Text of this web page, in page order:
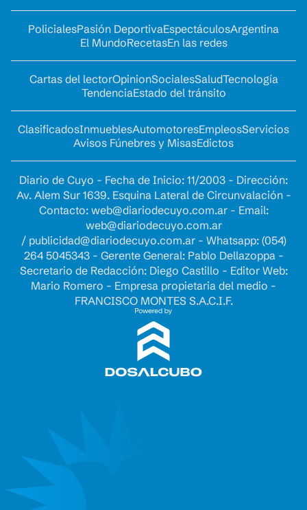
PolicialesPasión DeportivaEspectáculosArgentina
El MundoRecetasEn las redes
Cartas del lectorOpinionSocialesSaludTecnología
TendenciaEstado del tránsito
ClasificadosInmueblesAutomotoresEmpleosServicios
Avisos Fúnebres y MisasEdictos
Diario de Cuyo - Fecha de Inicio: 11/2003 - Dirección:
Av. Alem Sur 1639. Esquina Lateral de Circunvalación -
Contacto: web@diariodecuyo.com.ar- Email:
web@diariodecuyo.com.ar
/ publicidad@diariodecuyo.com.ar- Whatsapp: (054)
264 5045343 - Gerente General: Pablo Dellazoppa -
Secretario de Redacción: Diego Castillo - Editor Web:
Mario Romero - Empresa propietaria del medio -
FRANCISCO MONTES S.A.C.I.F.